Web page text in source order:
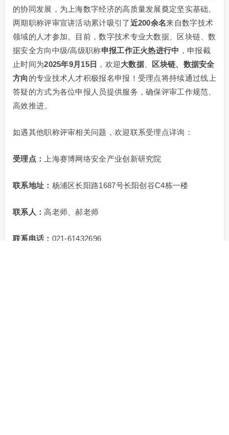
的协同发展，为上海数字经济的高质量发展奠定坚实基础。
两期职称评审宣讲活动累计吸引了近200余名来自数字技术
领域的人才参加。目前，数字技术专业大数据、区块链、数
据安全方向中级/高级职称申报工作正火热进行中 ，申报截
止时间为2025年9月15日 ，欢迎大数据
区块链、数据安全
方向的专业技术人才积极报名申报！受理点将持续通过线上
答疑的方式为各位申报人员提供服务，确保评审工作规范、
高效推进。
如遇其他职称评审相关问题，欢迎联系受理点详询：
受理点： 上海赛博网络安全产业创新研究院
联系地址： 杨浦区长阳路1687号长阳创谷C4栋一楼
联系人：高老师、郝老师
联系电话： 021-61432696